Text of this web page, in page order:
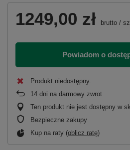
1249,00 zł brutto /
Powiadom o
Produkt niedostępny
14 dni na darmowy zwrot
Ten produkt nie jest dostępny w
Bezpieczne zakupy
Kup na raty (oblicz ratę)